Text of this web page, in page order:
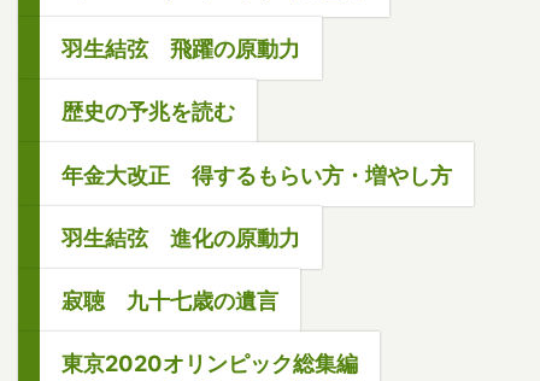
羽生結弦 飛躍の原動力
歴史の予兆を読む
年金大改正 得するもらい方・増やし方
羽生結弦 進化の原動力
寂聴 九十七歳の遺言
東京2020オリンピック総集編